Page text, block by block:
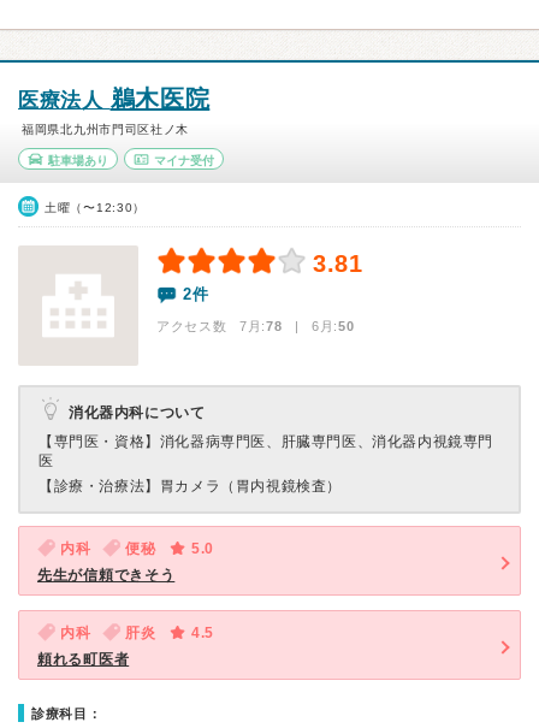
医療法人 鵜木医院
福岡県北九州市門司区社ノ木
駐車場あり マイナ受付
土曜（〜12:30）
3.81
2件
アクセス数 7月:78 | 6月:50
消化器内科について
【専門医・資格】 消化器病専門医、肝臓専門医、消化器内視鏡専門
医
【診療・治療法】 胃カメラ（胃内視鏡検査）
内科 便秘
5.0
先生が信頼できそう
内科 肝炎
4.5
頼れる町医者
診療科目：